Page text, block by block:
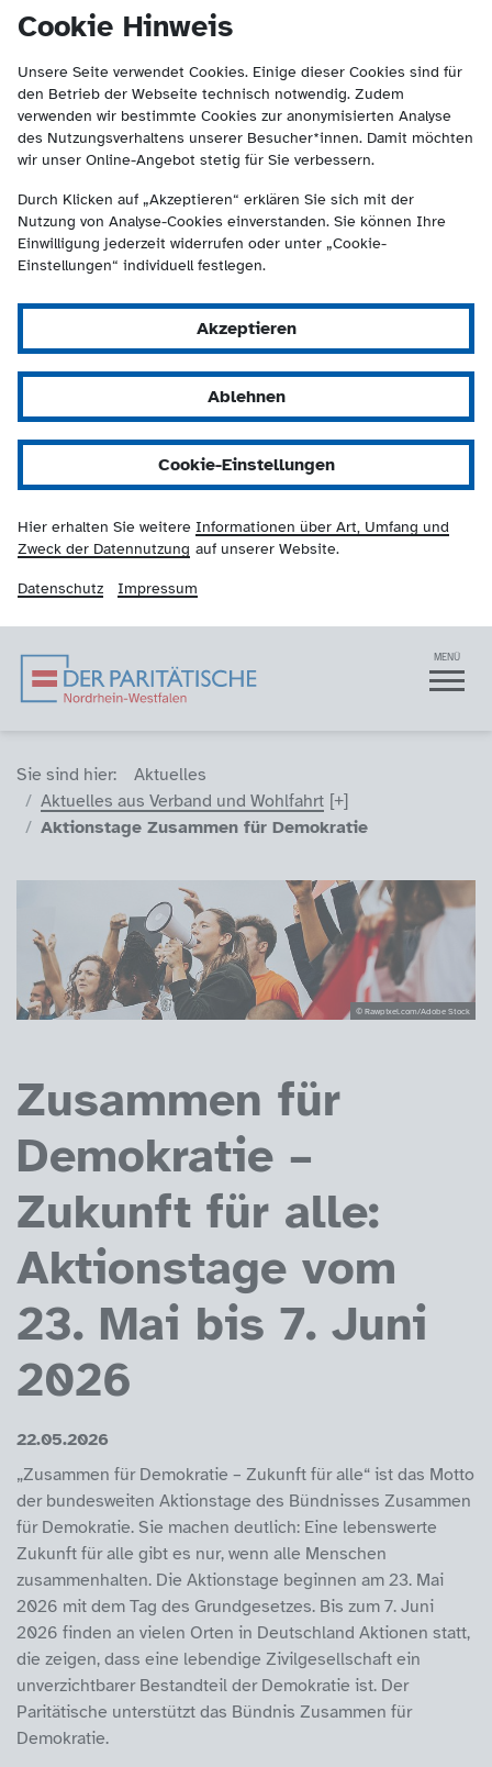
Cookie Hinweis
Unsere Seite verwendet Cookies. Einige dieser Cookies sind für
den Betrieb der Webseite technisch notwendig. Zudem
verwenden wir bestimmte Cookies zur anonymisierten Analyse
des Nutzungsverhaltens unserer Besucher*innen. Damit möchten
wir unser Online-Angebot stetig für Sie verbessern.
Durch Klicken auf „Akzeptieren“ erklären Sie sich mit der
Nutzung von Analyse-Cookies einverstanden. Sie können Ihre
Einwilligung jederzeit widerrufen oder unter „Cookie-
Einstellungen“ individuell festlegen.
Akzeptieren
Ablehnen
Cookie-Einstellungen
Hier erhalten Sie weitere Informationen über Art, Umfang und
Zweck der Datennutzung auf unserer Website.
Datenschutz Impressum
Der Paritätische NRW
springen
(Kontakt und Suche) springen.
Navigation MENÜ
Sie sind hier (Breadcrumb)
Sie sind hier:
Aktuelles
Aktuelles aus Verband und Wohlfahrt
Aktionstage Zusammen für Demokratie
© Rawpixel.com/Adobe Stock
Zusammen für
Demokratie –
Zukunft für alle:
Aktionstage vom
23. Mai bis 7. Juni
2026
22.05.2026
„Zusammen für Demokratie – Zukunft für alle“ ist das Motto
der bundesweiten Aktionstage des Bündnisses Zusammen
für Demokratie. Sie machen deutlich: Eine lebenswerte
Zukunft für alle gibt es nur, wenn alle Menschen
zusammenhalten. Die Aktionstage beginnen am 23. Mai
2026 mit dem Tag des Grundgesetzes. Bis zum 7. Juni
2026 finden an vielen Orten in Deutschland Aktionen statt,
die zeigen, dass eine lebendige Zivilgesellschaft ein
unverzichtbarer Bestandteil der Demokratie ist. Der
Paritätische unterstützt das Bündnis Zusammen für
Demokratie.